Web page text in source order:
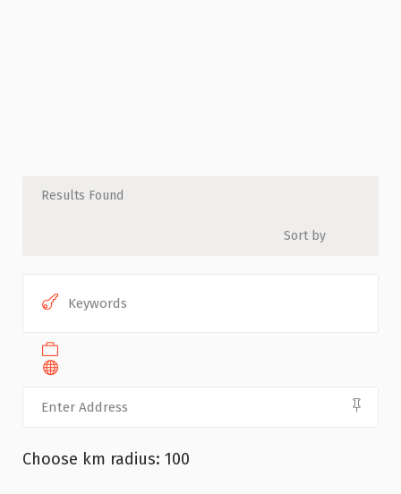
Results Found
Sort by
Choose km radius: 100